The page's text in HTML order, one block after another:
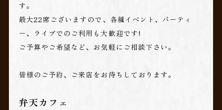
す。
最大22席ございますので、各種イベント、パーティ
ー、ライブでのご利用も大歓迎です!
ご予算やご希望など、お気軽にご相談下さい。
皆様のご予約、ご来店をお待ちしております。
弁天カフェ